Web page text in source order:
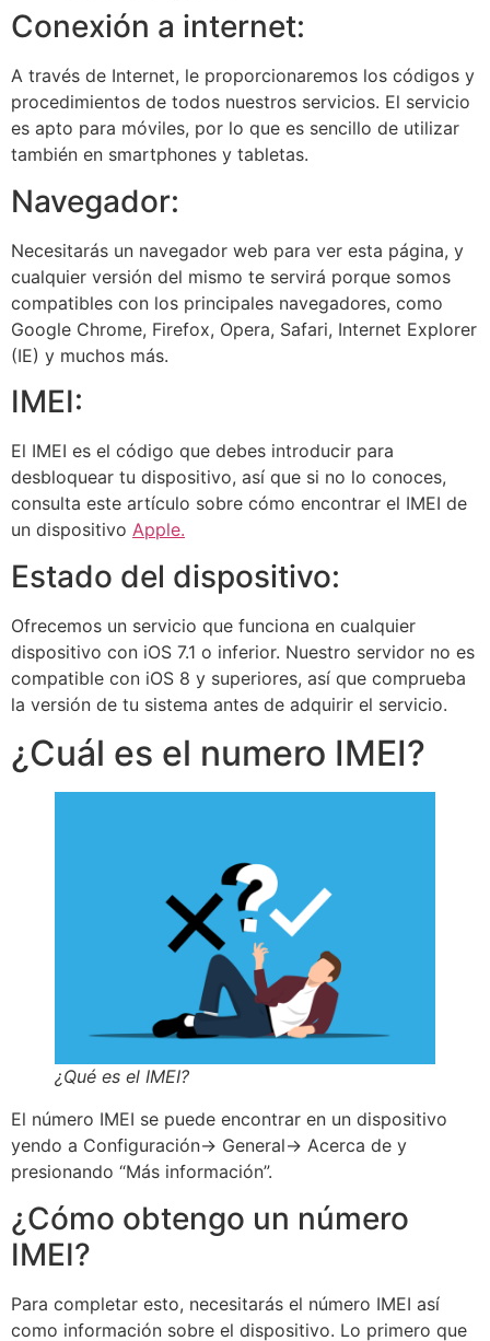
Conexión a internet:
A través de Internet, le proporcionaremos los códigos y
procedimientos de todos nuestros servicios. El servicio
es apto para móviles, por lo que es sencillo de utilizar
también en smartphones y tabletas.
Navegador:
Necesitarás un navegador web para ver esta página, y
cualquier versión del mismo te servirá porque somos
compatibles con los principales navegadores, como
Google Chrome, Firefox, Opera, Safari, Internet Explorer
(IE) y muchos más.
IMEI:
El IMEI es el código que debes introducir para
desbloquear tu dispositivo, así que si no lo conoces,
consulta este artículo sobre cómo encontrar el IMEI de
un dispositivo Apple.
Estado del dispositivo:
Ofrecemos un servicio que funciona en cualquier
dispositivo con iOS 7.1 o inferior. Nuestro servidor no es
compatible con iOS 8 y superiores, así que comprueba
la versión de tu sistema antes de adquirir el servicio.
¿Cuál es el numero IMEI?
¿Qué es el IMEI?
El número IMEI se puede encontrar en un dispositivo
yendo a Configuración-> General-> Acerca de y
presionando “Más información”.
¿Cómo obtengo un número
IMEI?
Para completar esto, necesitarás el número IMEI así
como información sobre el dispositivo. Lo primero que